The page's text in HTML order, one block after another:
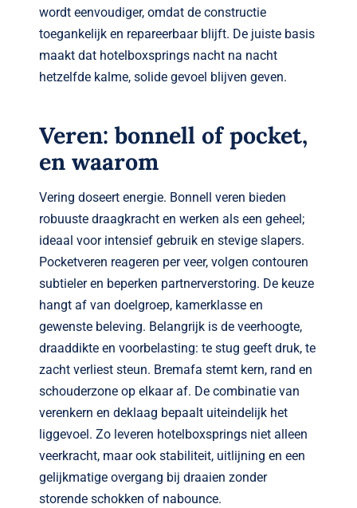
wordt eenvoudiger, omdat de constructie
toegankelijk en repareerbaar blijft. De juiste basis
maakt dat hotelboxsprings nacht na nacht
hetzelfde kalme, solide gevoel blijven geven.
Veren: bonnell of pocket,
en waarom
Vering doseert energie. Bonnell veren bieden
robuuste draagkracht en werken als een geheel;
ideaal voor intensief gebruik en stevige slapers.
Pocketveren reageren per veer, volgen contouren
subtieler en beperken partnerverstoring. De keuze
hangt af van doelgroep, kamerklasse en
gewenste beleving. Belangrijk is de veerhoogte,
draaddikte en voorbelasting: te stug geeft druk, te
zacht verliest steun. Bremafa stemt kern, rand en
schouderzone op elkaar af. De combinatie van
verenkern en deklaag bepaalt uiteindelijk het
liggevoel. Zo leveren hotelboxsprings niet alleen
veerkracht, maar ook stabiliteit, uitlijning en een
gelijkmatige overgang bij draaien zonder
storende schokken of nabounce.